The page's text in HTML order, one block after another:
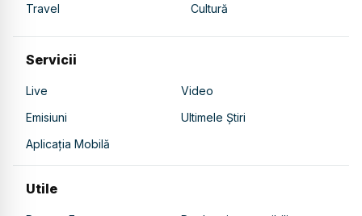
Travel
Cultură
Servicii
Live
Video
Emisiuni
Ultimele Știri
Aplicația Mobilă
Utile